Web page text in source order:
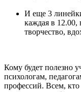
И еще 3
каждая в
творчество,
Кому будет полезно
психологам,
профессий. Всем, кто